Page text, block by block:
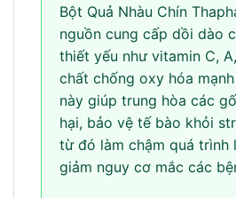
Bột Quả Nhàu Chín
nguồn cung cấp dồi dào
thiết yếu như vitamin C,
chất chống oxy hóa
này giúp trung hòa các
hại, bảo vệ tế bào khỏi
từ đó làm chậm quá trình
giảm nguy cơ mắc các